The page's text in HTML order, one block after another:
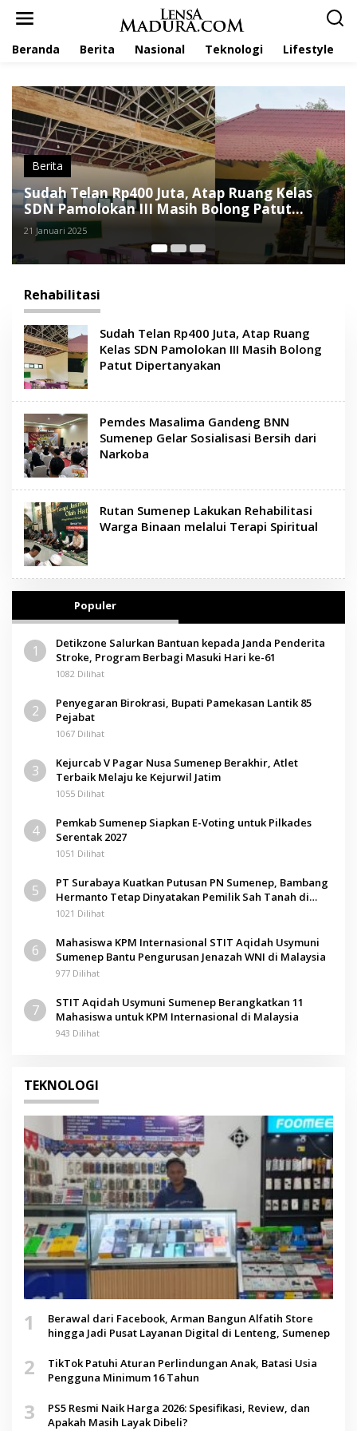
Beranda Berita Nasional Teknologi Lifestyle
Berita
Sudah Telan Rp400 Juta, Atap Ruang Kelas
SDN Pamolokan III Masih Bolong Patut
Dipertanyakan
21 Januari 2025
Rehabilitasi
Sudah Telan Rp400 Juta, Atap Ruang
Kelas SDN Pamolokan III Masih Bolong
Patut Dipertanyakan
Pemdes Masalima Gandeng BNN
Sumenep Gelar Sosialisasi Bersih dari
Narkoba
Rutan Sumenep Lakukan Rehabilitasi
Warga Binaan melalui Terapi Spiritual
Populer
1
Detikzone Salurkan Bantuan kepada Janda Penderita
Stroke, Program Berbagi Masuki Hari ke-61
1082 Dilihat
2
Penyegaran Birokrasi, Bupati Pamekasan Lantik 85
Pejabat
1067 Dilihat
3
Kejurcab V Pagar Nusa Sumenep Berakhir, Atlet
Terbaik Melaju ke Kejurwil Jatim
1055 Dilihat
4
Pemkab Sumenep Siapkan E-Voting untuk Pilkades
Serentak 2027
1051 Dilihat
5
PT Surabaya Kuatkan Putusan PN Sumenep, Bambang
Hermanto Tetap Dinyatakan Pemilik Sah Tanah di
Pamolokan
1021 Dilihat
6
Mahasiswa KPM Internasional STIT Aqidah Usymuni
Sumenep Bantu Pengurusan Jenazah WNI di Malaysia
977 Dilihat
7
STIT Aqidah Usymuni Sumenep Berangkatkan 11
Mahasiswa untuk KPM Internasional di Malaysia
943 Dilihat
TEKNOLOGI
1
Berawal dari Facebook, Arman Bangun Alfatih Store
hingga Jadi Pusat Layanan Digital di Lenteng, Sumenep
2
TikTok Patuhi Aturan Perlindungan Anak, Batasi Usia
Pengguna Minimum 16 Tahun
3
PS5 Resmi Naik Harga 2026: Spesifikasi, Review, dan
Apakah Masih Layak Dibeli?